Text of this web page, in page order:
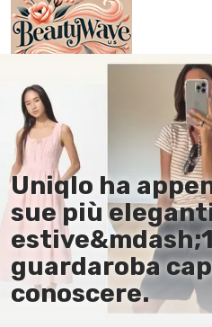
En
Ru
It
De
Uniqlo ha
sue più
guardaroba
conoscere.